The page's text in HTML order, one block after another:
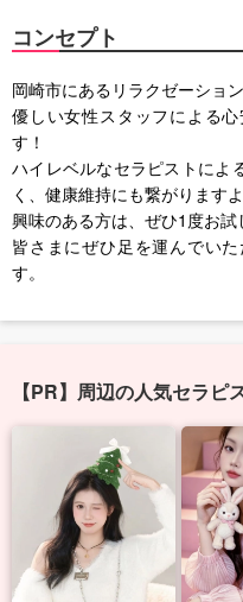
コンセプト
岡崎市にあるリラクゼーショ
優しい女性スタッフによる
す！
ハイレベルなセラピストによ
く、健康維持にも繋がりますよ
興味のある方は、ぜひ1度お
皆さまにぜひ足を運んでい
す。
【PR】周辺の人気セラピ